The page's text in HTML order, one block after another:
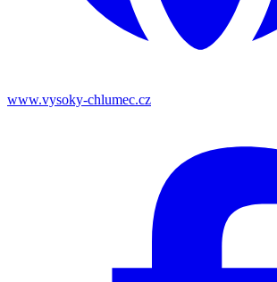
www.vysoky-chlumec.cz